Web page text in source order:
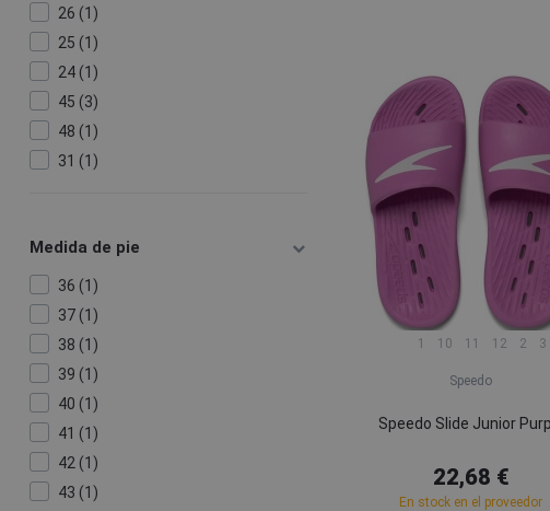
26 (1)
25 (1)
24 (1)
45 (3)
48 (1)
31 (1)
28 (1)
47 (2)
46 (5)
43 (2)
42 (4)
41 (5)
40 (5)
39 (1)
38 (2)
Medida de pie
36 (1)
37 (1)
38 (1)
39 (1)
40 (1)
41 (1)
42 (1)
43 (1)
1 10 11 12 2 3
Speedo
Speedo Slide Junior
22,68 €
En stock en el proveedor